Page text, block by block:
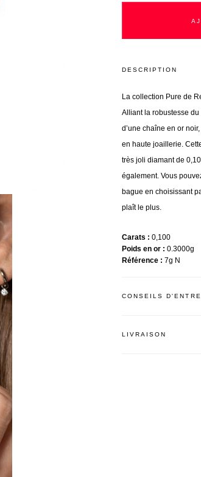
DESCRIPTION
La collection Pure de
Alliant la robustesse
d’une chaîne en or
en haute joaillerie.
très joli diamant de
également. Vous
bague en choisissant
plaît le plus.
Carats
0,100
Poids en or
0.3000g
Référence
7g N
CONSEILS
LIVRAISON